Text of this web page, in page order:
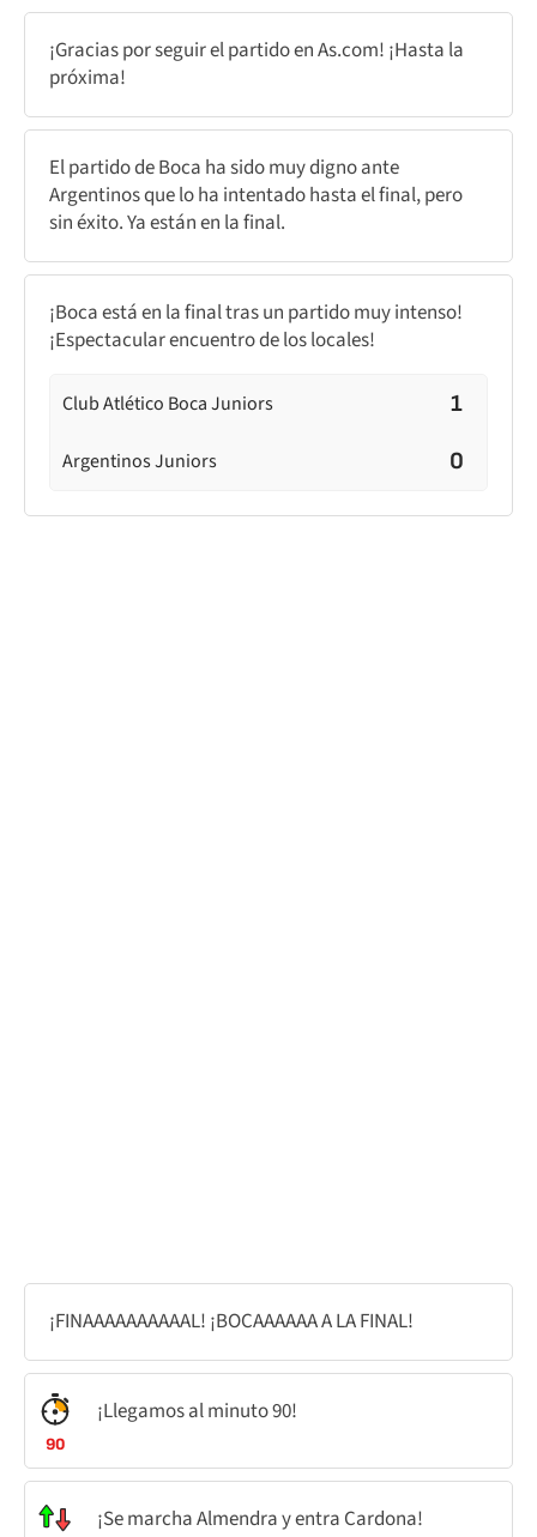
¡Gracias por seguir el partido en As.com! ¡Hasta la
próxima!
El partido de Boca ha sido muy digno ante
Argentinos que lo ha intentado hasta el final, pero
sin éxito. Ya están en la final.
¡Boca está en la final tras un partido muy intenso!
¡Espectacular encuentro de los locales!
Club Atlético Boca Juniors 1
Argentinos Juniors 0
¡FINAAAAAAAAAAL! ¡BOCAAAAAA A LA FINAL!
90
¡Llegamos al minuto 90!
¡Se marcha Almendra y entra Cardona!